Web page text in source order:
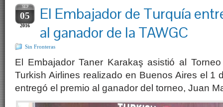
SEP
05
2016
El Embajador de Turquía
al ganador de la TAWGC
Sin Fronteras
El Embajador Taner Karakaş asistió al
Turkish Airlines realizado en Buenos Aires el 1
entregó el premio al ganador del torneo, Juan